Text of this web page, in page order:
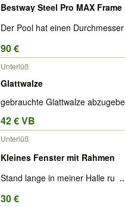
Bestway Steel Pro MAX Frame
Der Pool hat einen Durchmesser
90 €
Unterlüß
Glattwalze
gebrauchte Glattwalze abzugebe
42 € VB
Unterlüß
Kleines Fenster mit Rahmen
Stand lange in meiner Halle ru
30 €